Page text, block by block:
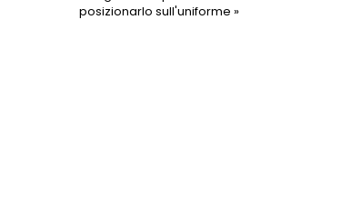
posizionarlo sull'uniforme »